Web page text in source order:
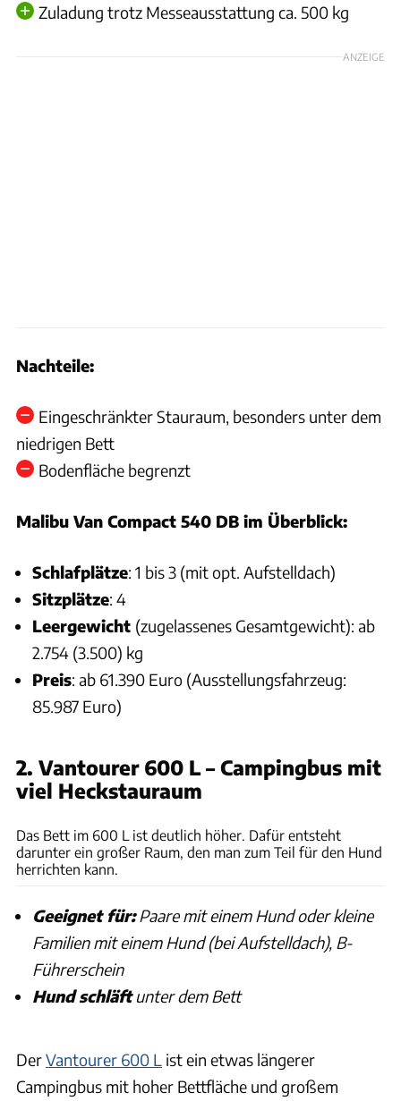
Zuladung trotz Messeausstattung ca. 500 kg
ANZEIGE
Nachteile:
Eingeschränkter Stauraum, besonders unter dem
niedrigen Bett
Bodenfläche begrenzt
Malibu Van Compact 540 DB im Überblick:
Schlafplätze: 1 bis 3 (mit opt. Aufstelldach)
Sitzplätze: 4
Leergewicht (zugelassenes Gesamtgewicht): ab
2.754 (3.500) kg
Preis: ab 61.390 Euro (Ausstellungsfahrzeug:
85.987 Euro)
2. Vantourer 600 L – Campingbus mit
viel Heckstauraum
Das Bett im 600 L ist deutlich höher. Dafür entsteht
darunter ein großer Raum, den man zum Teil für den Hund
herrichten kann.
Geeignet für:Paare mit einem Hund oder kleine
Familien mit einem Hund (bei Aufstelldach), B-
Führerschein
Hund schläftunter dem Bett
DerVantourer 600 L ist ein etwas längerer
Campingbus mit hoher Bettfläche und großem